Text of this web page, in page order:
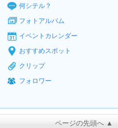
何シテル？
フォトアルバム
イベントカレンダー
おすすめスポット
クリップ
フォロワー
ページの先頭へ ▲